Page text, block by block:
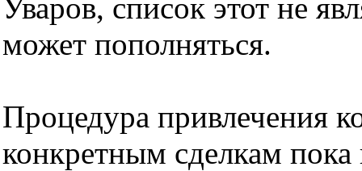
Уваров, список этот не
может пополняться.
Процедура привлечения
конкретным сделкам